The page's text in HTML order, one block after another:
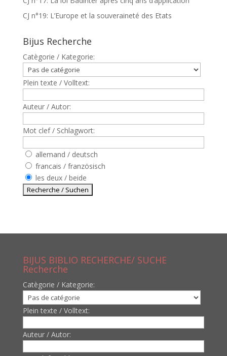
CJ n°19: L’Europe et la souveraineté des Etats
Bijus Recherche
Catègorie / Kategorie:
Plein texte / Volltext:
Auteur / Autor:
Mot clef / Schlagwort:
allemand / deutsch
francais / französisch
les deux / beide
BIJUS BIBLIO RECHERCHE/ SUCHE
Recherche
Catègorie / Kategorie:
Plein texte / Volltext:
Auteur / Autor: